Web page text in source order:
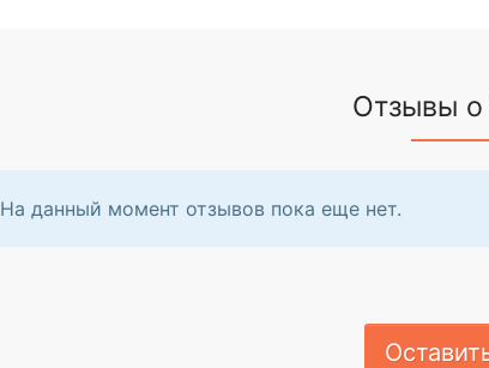
Отзывы о
На данный момент отзывов пока еще нет.